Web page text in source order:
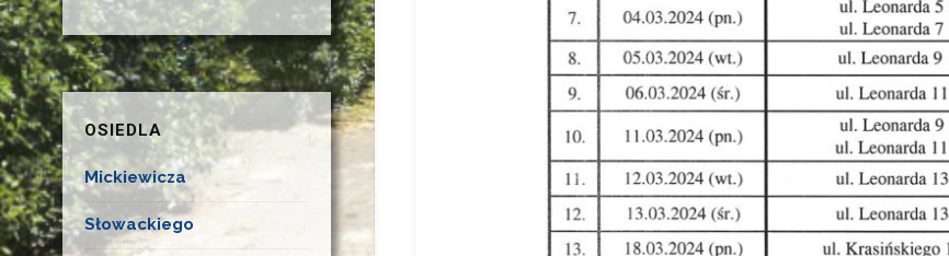
OSIEDLA
Mickiewicza
Słowackiego